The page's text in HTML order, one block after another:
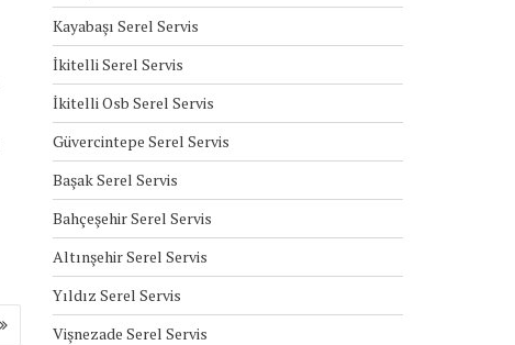
Kayabaşı Serel Servis
İkitelli Serel Servis
İkitelli Osb Serel Servis
Güvercintepe Serel Servis
Başak Serel Servis
Bahçeşehir Serel Servis
Altınşehir Serel Servis
Yıldız Serel Servis
Vişnezade Serel Servis